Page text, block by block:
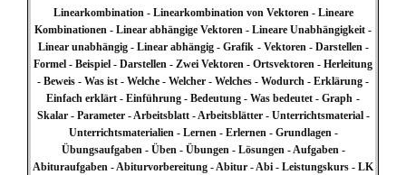
Linearkombination - Linearkombination von Vektoren - Lineare
Kombinationen - Linear abhängige Vektoren - Lineare Unabhängigkeit -
Linear unabhängig - Linear abhängig - Grafik - Vektoren - Darstellen -
Formel - Beispiel - Darstellen - Zwei Vektoren - Ortsvektoren - Herleitung
- Beweis - Was ist - Welche - Welcher - Welches - Wodurch - Erklärung -
Einfach erklärt - Einführung - Bedeutung - Was bedeutet - Graph -
Skalar - Parameter - Arbeitsblatt - Arbeitsblätter - Unterrichtsmaterial -
Unterrichtsmaterialien - Lernen - Erlernen - Grundlagen -
Übungsaufgaben - Üben - Übungen - Lösungen - Aufgaben -
Abituraufgaben - Abiturvorbereitung - Abitur - Abi - Leistungskurs - LK